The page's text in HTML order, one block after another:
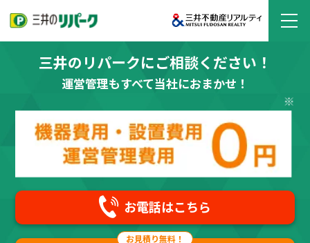
三井のリパークにご相談ください！
運営管理もすべて当社におまかせ！
お電話はこちら